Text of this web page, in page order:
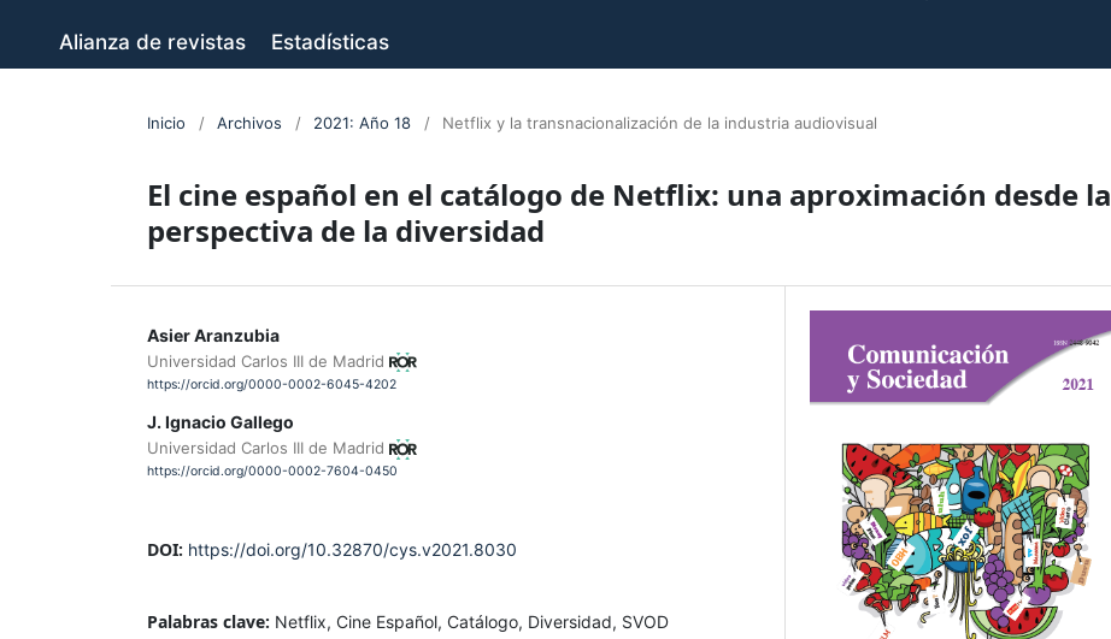
Alianza de revistas Estadísticas
Inicio / Archivos / 2021: Año 18 / Netflix y la transnacionalización de la industria audiovisual
El cine español en el catálogo de Netflix: una aproximación desde la
perspectiva de la diversidad
Asier Aranzubia
Universidad Carlos III de Madrid
https://orcid.org/0000-0002-6045-4202
J. Ignacio Gallego
Universidad Carlos III de Madrid
https://orcid.org/0000-0002-7604-0450
DOI: https://doi.org/10.32870/cys.v2021.8030
Palabras clave: Netflix, Cine Español, Catálogo, Diversidad, SVOD